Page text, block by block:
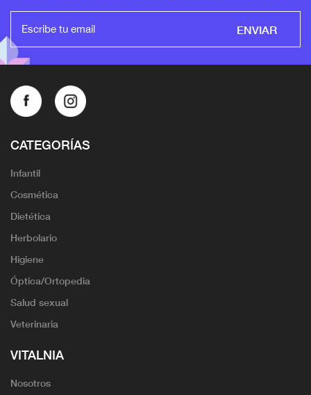
ENVIAR
CATEGORÍAS
Infantil
Cosmética
Dietética
Herbolario
Higiene
Óptica/Ortopedia
Salud sexual
Veterinaria
VITALNIA
Nosotros